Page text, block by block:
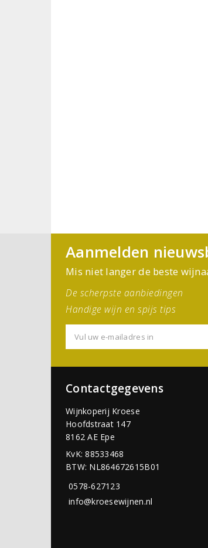
Aanmelden
Mis niet langer de beste
De scherpste aanbiedingen
Handige wijn en spijs tips
Contactgegevens
Wijnkoperij Kroese
Hoofdstraat 147
8162 AE Epe
KvK: 88533468
BTW: NL864672615B01
0578-627123
info@kroesewijnen.nl